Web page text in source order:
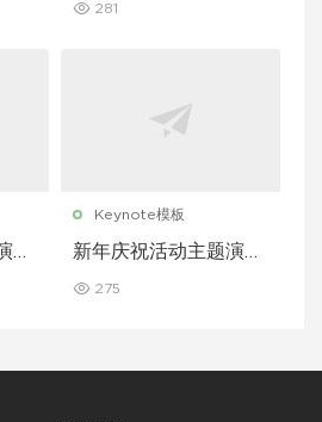
281
讲
Keynote模板
新年庆祝活动主题演讲
275